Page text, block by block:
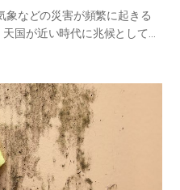
象などの災害が頻繁に起きる
国が近い時代に兆候として現
たので、私の生活と救いにつ